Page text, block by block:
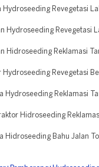
Revegetasi
Hydroseeding Revegetasi
Hidroseeding Reklamasi
Revegetasi
Hydroseeding Reklamasi
Hidroseeding
Hidroseeding Bahu Jalan